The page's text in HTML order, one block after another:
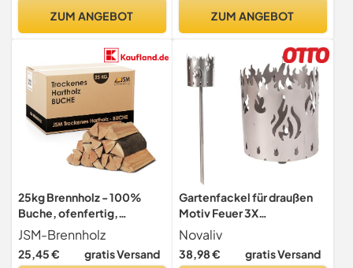
ZUM ANGEBOT ZUM ANGEBOT
25kg Brennholz - 100%
Buche, ofenfertig,
Scheitlänge ca. 25 oder 33
cm - für Kamin, Ofen,
Feuerschalen, Lagerfeuer -
JSM-Brennholz
25,45 € gratis Versand
Gartenfackel für draußen
Motiv Feuer 3X
Brennelemente -
Holzspäne mit Wachs -
Schwedenfackel
Novaliv
38,98 € gratis Versand